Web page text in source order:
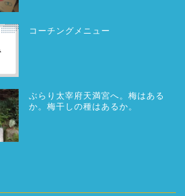
コーチングメニュー
ぶらり太宰府天満宮へ。梅はある
か。梅干しの種はあるか。